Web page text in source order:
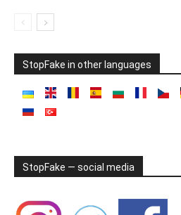
StopFake in other languages
StopFake — social media